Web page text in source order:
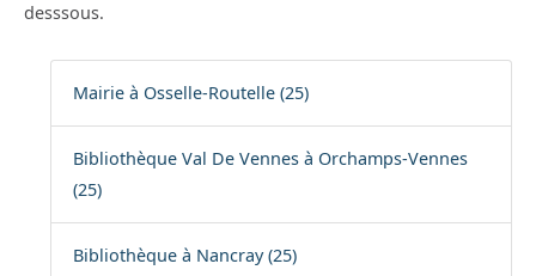
desssous.
Mairie à Osselle-Routelle (25)
Bibliothèque Val De Vennes à Orchamps-Vennes
(25)
Bibliothèque à Nancray (25)